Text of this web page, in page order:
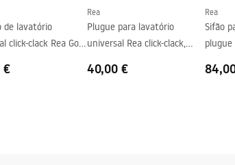
de lavatório
click-clack Rea Gold
€
Rea
Plugue para lavatório
universal Rea click-clack,
40,00 €
Rea
Sifão
plugue